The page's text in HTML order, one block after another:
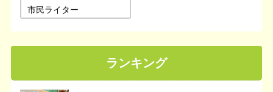
市民ライター
ランキング